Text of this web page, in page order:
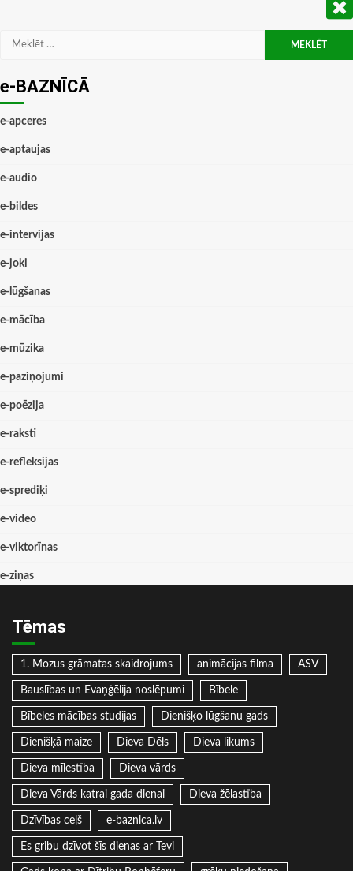
Meklēt:
e-BAZNĪCĀ
e-apceres
e-aptaujas
e-audio
e-bildes
e-intervijas
e-joki
e-lūgšanas
e-mācība
e-mūzika
e-paziņojumi
e-poēzija
e-raksti
e-refleksijas
e-sprediķi
e-video
e-viktorīnas
e-ziņas
Tēmas
1. Mozus grāmatas skaidrojums animācijas filma ASV
Bauslības un Evaņģēlija noslēpumi Bībele
Bībeles mācības studijas Dienišķo lūgšanu gads
Dienišķā maize Dieva Dēls Dieva likums
Dieva mīlestība Dieva vārds
Dieva Vārds katrai gada dienai Dieva žēlastība
Dzīvības ceļš e-baznica.lv
Es gribu dzīvot šīs dienas ar Tevi